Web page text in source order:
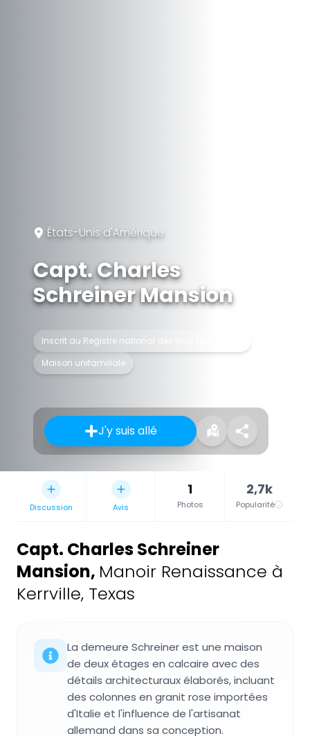
États-Unis d'Amérique
Capt. Charles
Schreiner Mansion
Inscrit au Registre national des lieux historiques
Maison unifamiliale
J'y suis allé
Discussion Avis
1
Photos
2,7k
Popularité
Capt. Charles Schreiner
Mansion, Manoir Renaissance à
Kerrville, Texas
La demeure Schreiner est une maison
de deux étages en calcaire avec des
détails architecturaux élaborés, incluant
des colonnes en granit rose importées
d'Italie et l'influence de l'artisanat
allemand dans sa conception.